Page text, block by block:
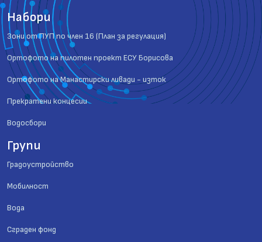
Набори
Зони от ПУП по член 16 (План за регулация)
Ортофото на пилотен проект ЕСУ Борисова
Ортофото на Манастирски ливади - изток
Прекратени концесии
Водосбори
Групи
Градоустройство
Мобилност
Вода
Сграден фонд